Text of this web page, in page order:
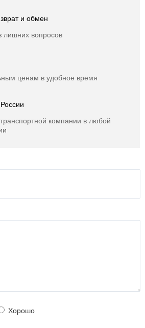
и обмен
лишних вопросов
ценам в удобное время
компании в любой
Хорошо